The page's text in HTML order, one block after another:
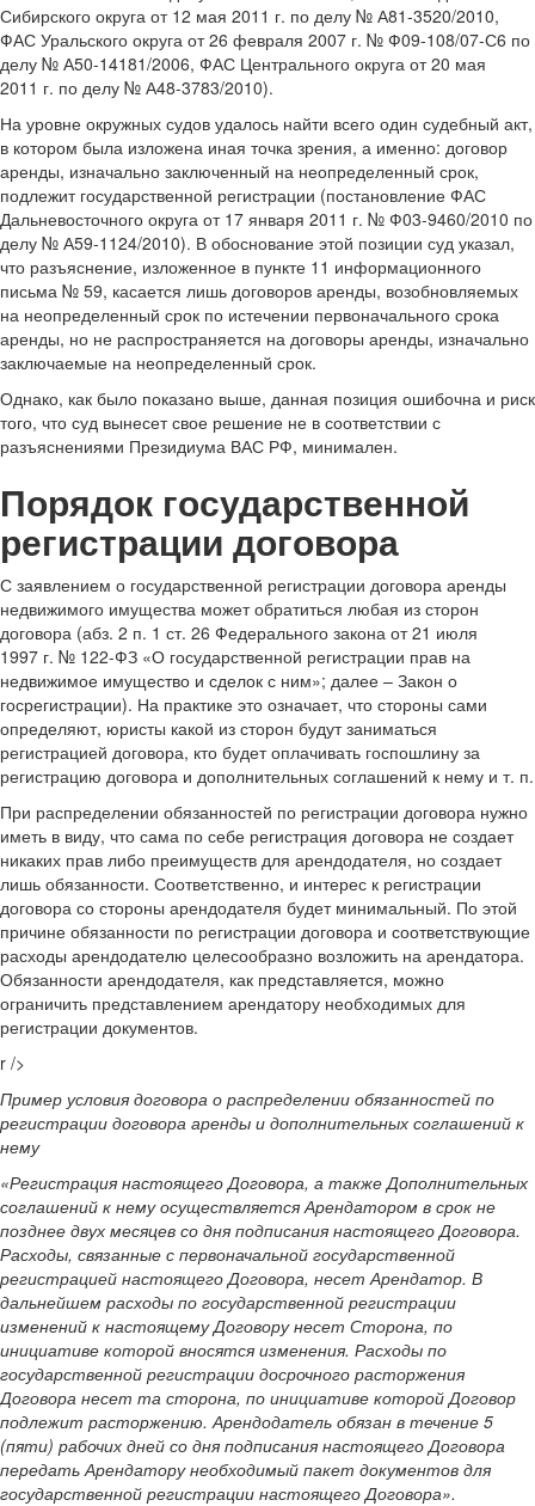
Сибирского округа от 12 мая 2011 г. по делу № А81-3520/2010,
ФАС Уральского округа от 26 февраля 2007 г. № Ф09-108/07-С6 по
делу № А50-14181/2006, ФАС Центрального округа от 20 мая
2011 г. по делу № А48-3783/2010).
На уровне окружных судов удалось найти всего один судебный акт,
в котором была изложена иная точка зрения, а именно: договор
аренды, изначально заключенный на неопределенный срок,
подлежит государственной регистрации (постановление ФАС
Дальневосточного округа от 17 января 2011 г. № Ф03-9460/2010 по
делу № А59-1124/2010). В обоснование этой позиции суд указал,
что разъяснение, изложенное в пункте 11 информационного
письма № 59, касается лишь договоров аренды, возобновляемых
на неопределенный срок по истечении первоначального срока
аренды, но не распространяется на договоры аренды, изначально
заключаемые на неопределенный срок.
Однако, как было показано выше, данная позиция ошибочна и риск
того, что суд вынесет свое решение не в соответствии с
разъяснениями Президиума ВАС РФ, минимален.
Порядок государственной
регистрации договора
С заявлением о государственной регистрации договора аренды
недвижимого имущества может обратиться любая из сторон
договора (абз. 2 п. 1 ст. 26 Федерального закона от 21 июля
1997 г. № 122-ФЗ «О государственной регистрации прав на
недвижимое имущество и сделок с ним»; далее – Закон о
госрегистрации). На практике это означает, что стороны сами
определяют, юристы какой из сторон будут заниматься
регистрацией договора, кто будет оплачивать госпошлину за
регистрацию договора и дополнительных соглашений к нему и т. п.
При распределении обязанностей по регистрации договора нужно
иметь в виду, что сама по себе регистрация договора не создает
никаких прав либо преимуществ для арендодателя, но создает
лишь обязанности. Соответственно, и интерес к регистрации
договора со стороны арендодателя будет минимальный. По этой
причине обязанности по регистрации договора и соответствующие
расходы арендодателю целесообразно возложить на арендатора.
Обязанности арендодателя, как представляется, можно
ограничить представлением арендатору необходимых для
регистрации документов.
r />
Пример условия договора о распределении обязанностей по
регистрации договора аренды и дополнительных соглашений к
нему
«Регистрация настоящего Договора, а также Дополнительных
соглашений к нему осуществляется Арендатором в срок не
позднее двух месяцев со дня подписания настоящего Договора.
Расходы, связанные с первоначальной государственной
регистрацией настоящего Договора, несет Арендатор. В
дальнейшем расходы по государственной регистрации
изменений к настоящему Договору несет Сторона, по
инициативе которой вносятся изменения. Расходы по
государственной регистрации досрочного расторжения
Договора несет та сторона, по инициативе которой Договор
подлежит расторжению. Арендодатель обязан в течение 5
(пяти) рабочих дней со дня подписания настоящего Договора
передать Арендатору необходимый пакет документов для
государственной регистрации настоящего Договора».